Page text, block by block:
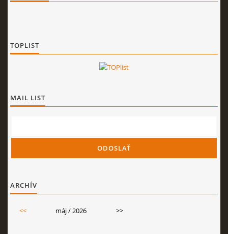
TOPLIST
MAIL LIST
ARCHÍV
<< máj / 2026 >>